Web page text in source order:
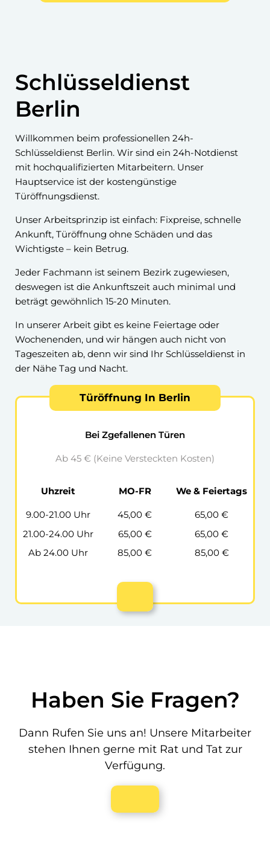
Schlüsseldienst
Berlin
Willkommen beim professionellen 24h-
Schlüsseldienst Berlin. Wir sind ein 24h-Notdienst
mit hochqualifizierten Mitarbeitern. Unser
Hauptservice ist der kostengünstige
Türöffnungsdienst.
Unser Arbeitsprinzip ist einfach: Fixpreise, schnelle
Ankunft, Türöffnung ohne Schäden und das
Wichtigste – kein Betrug.
Jeder Fachmann ist seinem Bezirk zugewiesen,
deswegen ist die Ankunftszeit auch minimal und
beträgt gewöhnlich 15-20 Minuten.
In unserer Arbeit gibt es keine Feiertage oder
Wochenenden, und wir hängen auch nicht von
Tageszeiten ab, denn wir sind Ihr Schlüsseldienst in
der Nähe Tag und Nacht.
Türöffnung In Berlin
Bei Zgefallenen Türen
Ab 45 € (Keine Versteckten Kosten)
Uhzreit MO-FR We & Feiertags
9.00-21.00 Uhr 45,00 €
65,00 €
21.00-24.00 Uhr
65,00 €
65,00 €
Ab 24.00 Uhr
85,00 € 85,00 €
Haben Sie Fragen?
Dann Rufen Sie uns an! Unsere Mitarbeiter
stehen Ihnen gerne mit Rat und Tat zur
Verfügung.